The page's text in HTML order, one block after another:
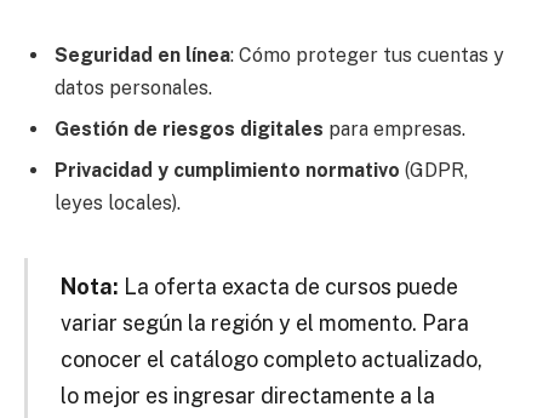
Seguridad en línea: Cómo proteger tus cuentas y
datos personales.
Gestión de riesgos digitales para empresas.
Privacidad y cumplimiento normativo (GDPR,
leyes locales).
Nota: La oferta exacta de cursos puede
variar según la región y el momento. Para
conocer el catálogo completo actualizado,
lo mejor es ingresar directamente a la